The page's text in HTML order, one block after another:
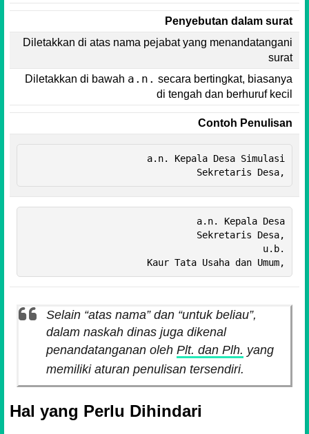
Penyebutan dalam surat
Diletakkan di atas nama pejabat yang menandatangani
surat
Diletakkan di bawah a.n. secara bertingkat, biasanya
di tengah dan berhuruf kecil
Contoh Penulisan
a.n. Kepala Desa Simulasi
a.n. Kepala Desa
Sekretaris Desa,
Selain “atas nama” dan “untuk beliau”,
dalam naskah dinas juga dikenal
penandatanganan oleh Plt. dan Plh. yang
memiliki aturan penulisan tersendiri.
Hal yang Perlu Dihindari